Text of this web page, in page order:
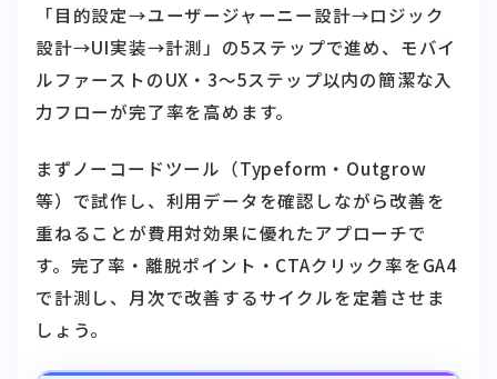
「目的設定→ユーザージャーニー設計→ロジック
設計→UI実装→計測」の5ステップで進め、モバイ
ルファーストのUX・3〜5ステップ以内の簡潔な入
力フローが完了率を高めます。
まずノーコードツール（Typeform・Outgrow
等）で試作し、利用データを確認しながら改善を
重ねることが費用対効果に優れたアプローチで
す。完了率・離脱ポイント・CTAクリック率をGA4
で計測し、月次で改善するサイクルを定着させま
しょう。